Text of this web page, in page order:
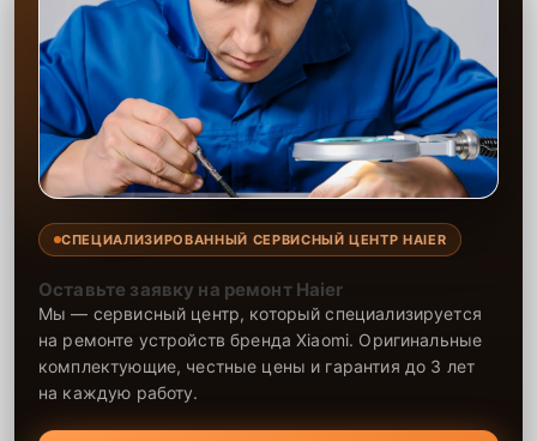
СПЕЦИАЛИЗИРОВАННЫЙ СЕРВИСНЫЙ ЦЕНТР HAIER
Оставьте заявку на ремонт Haier
Мы — сервисный центр, который специализируется
на ремонте устройств бренда Xiaomi. Оригинальные
комплектующие, честные цены и гарантия до 3 лет
на каждую работу.